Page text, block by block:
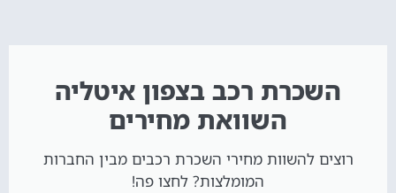
השכרת רכב בצפון איטליה
השוואת מחירים
רוצים להשוות מחירי השכרת רכבים מבין החברות
המומלצות? לחצו פה!